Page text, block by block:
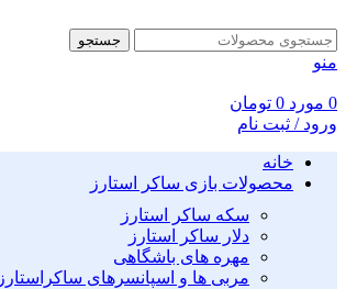
جستجو
منو
0 مورد 0 تومان
ورود / ثبت نام
خانه
محصولات بازی ساکر استارز
سکه ساکر استارز
دلار ساکر استارز
مهره های باشگاهی
مربی ها و اسپانسرهای ساکراستارز